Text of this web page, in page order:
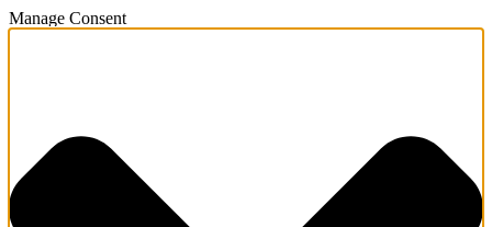
Manage Consent